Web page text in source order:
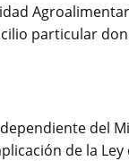
particular
del
de la